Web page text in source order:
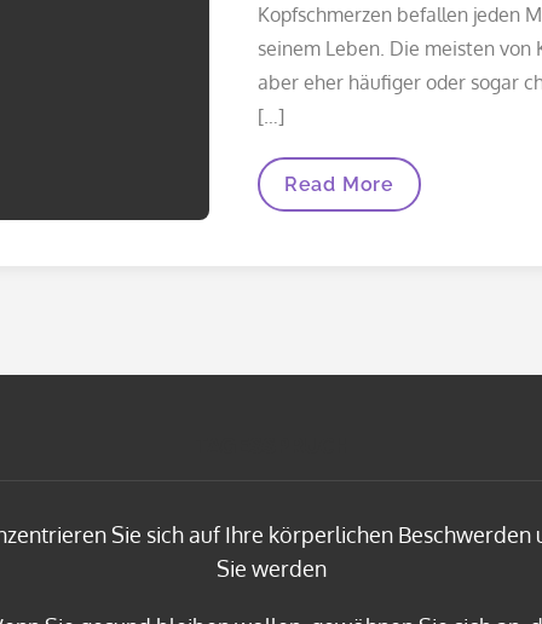
Kopfschmerzen befallen jeden
seinem Leben. Die meisten
aber eher häufiger oder sogar
[…]
Gibt
Read More
Sie sich auf Ihre körperlichen Beschwerden
Sie werden